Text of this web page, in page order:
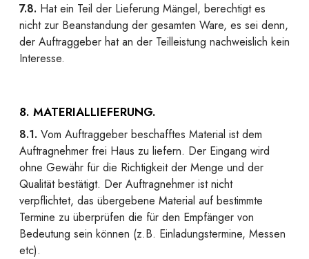
7.8. Hat ein Teil der Lieferung Mängel, berechtigt es
nicht zur Beanstandung der gesamten Ware, es sei denn,
der Auftraggeber hat an der Teilleistung nachweislich kein
Interesse.
8. MATERIALLIEFERUNG.
8.1. Vom Auftraggeber beschafftes Material ist dem
Auftragnehmer frei Haus zu liefern. Der Eingang wird
ohne Gewähr für die Richtigkeit der Menge und der
Qualität bestätigt. Der Auftragnehmer ist nicht
verpflichtet, das übergebene Material auf bestimmte
Termine zu überprüfen die für den Empfänger von
Bedeutung sein können (z.B. Einladungstermine, Messen
etc).